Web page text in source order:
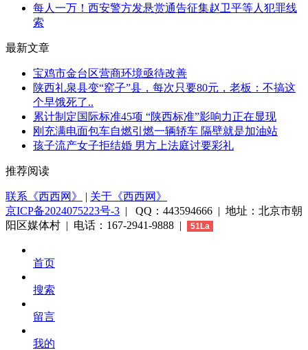
每人一万！西安警方发悬赏通告征集赵卫平等人犯罪线
索
最新文章
宝鸡市金台区营商环境亟待改善
陕西礼泉县变“窑子”县，每次只要80元，老板：不搞这
个早饿死了..
累计制定国际标准45项 “陕西标准”影响力正在显现
刚充满电面包车自燃引燃一辆轿车 隔壁就是加油站
孩子流产女子拒结婚 男方上法庭讨要彩礼
推荐阅读
联系《西西网》 | 关于《西西网》
京ICP备2024075223号-3 | QQ：443594666 | 地址：北京市朝
阳区媒体村 | 电话：167-2941-9888 |
51La
首页
搜索
留言
我的